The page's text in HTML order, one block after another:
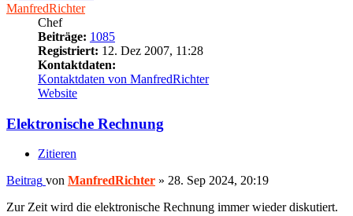
ManfredRichter
Chef
Beiträge: 1085
Registriert: 12. Dez 2007, 11:28
Kontaktdaten:
Kontaktdaten von ManfredRichter
Website
Elektronische Rechnung
Zitieren
Beitrag von ManfredRichter » 28. Sep 2024, 20:19
Zur Zeit wird die elektronische Rechnung immer wieder diskutiert.